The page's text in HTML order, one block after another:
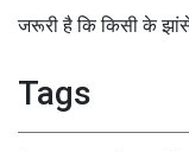
जरूरी है कि किसी के
Tags